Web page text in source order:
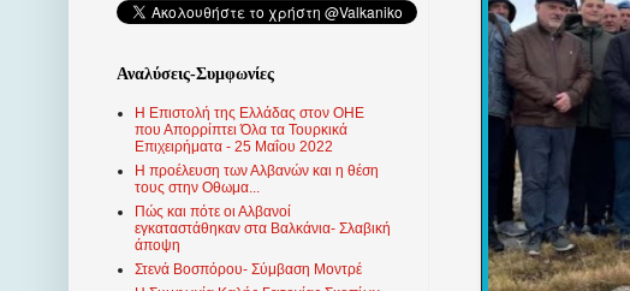
Αναλύσεις-Συμφωνίες
Η Επιστολή της Ελλάδας στον ΟΗΕ
που Απορρίπτει Όλα τα Τουρκικά
Επιχειρήματα - 25 Μαΐου 2022
Η προέλευση των Αλβανών και η θέση
τους στην Οθωμα...
Πώς και πότε οι Αλβανοί
εγκαταστάθηκαν στα Βαλκάνια- Σλαβική
άποψη
Στενά Βοσπόρου- Σύμβαση Μοντρέ